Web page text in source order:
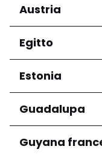
Regioni
Qarku i
Austria
Regioni
Salzburg
Wien
Egitto
Regioni
Estonia
Regioni
Harju
Tartu
Guadalupa
Regioni
Guyana